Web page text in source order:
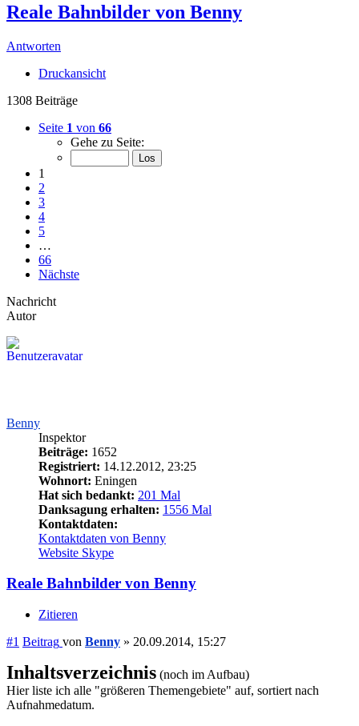
Reale Bahnbilder von Benny
Antworten
Druckansicht
1308 Beiträge
Seite 1 von 66
Gehe zu Seite:
1
2
3
4
5
…
66
Nächste
Nachricht
Autor
Benny
Inspektor
Beiträge: 1652
Registriert: 14.12.2012, 23:25
Wohnort: Eningen
Hat sich bedankt: 201 Mal
Danksagung erhalten: 1556 Mal
Kontaktdaten:
Kontaktdaten von Benny
Website Skype
Reale Bahnbilder von Benny
Zitieren
#1 Beitrag von Benny » 20.09.2014, 15:27
Inhaltsverzeichnis (noch im Aufbau)
Hier liste ich alle "größeren Themengebiete" auf, sortiert nach
Aufnahmedatum.